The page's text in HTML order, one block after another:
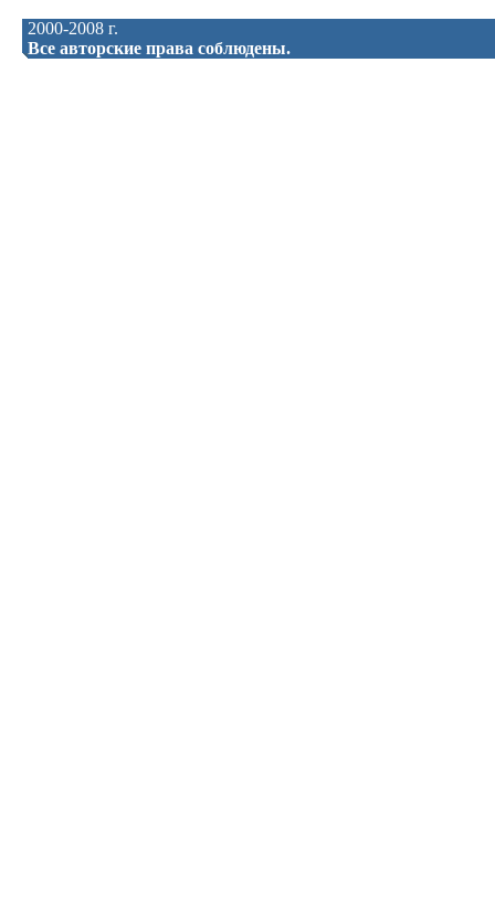
2000-2008 г.
Все авторские права соблюдены.